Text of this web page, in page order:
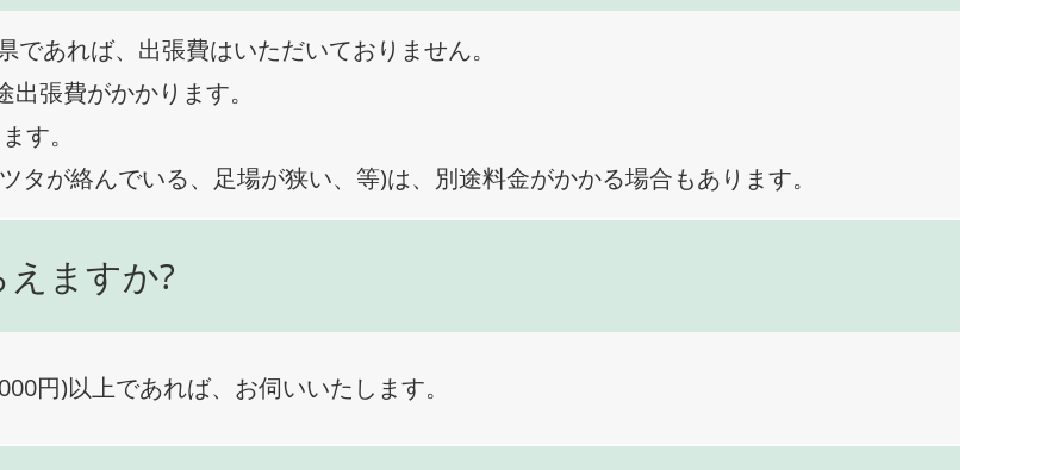
あれば、出張費はいただいておりません。
張費がかかります。
す。
タが絡んでいる、足場が狭い、等)は、別途料金がかかる場合もあります。
ますか?
円)以上であれば、お伺いいたします。